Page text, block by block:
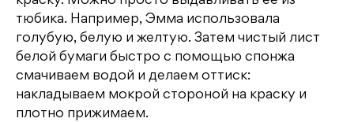
тюбика. Например, Эмма использовала
голубую, белую и желтую. Затем чистый лист
белой бумаги быстро с помощью спонжа
смачиваем водой и делаем оттиск:
накладываем мокрой стороной на краску и
плотно прижимаем.